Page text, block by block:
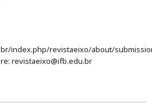
Acesse:
index.php/
revistaeixo@ifb.edu.br